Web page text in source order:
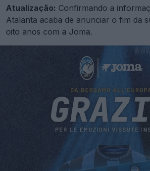
Atualização: Confirmando a
Atalanta acaba de anunciar o fim da
oito anos com a Joma.